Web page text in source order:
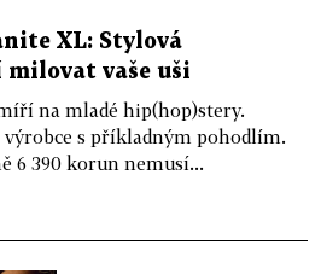
XL: Stylová
vaše uši
na mladé hip(hop)stery.
s příkladným pohodlím.
6 390 korun nemusí...